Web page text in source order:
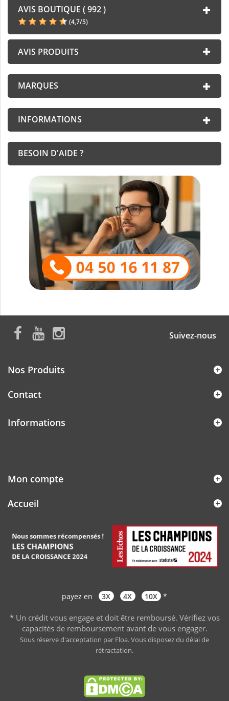
AVIS BOUTIQUE ( 992 )
(4,7/5)
AVIS PRODUITS
MARQUES
INFORMATIONS
BESOIN D'AIDE ?
Suivez-nous
Nos Produits
Contact
Informations
Mon compte
Accueil
payez en 3X 4X 10X *
* Un crédit vous engage et doit être remboursé. Vérifiez vos
capacités de remboursement avant de vous engager.
Sous réserve d'acceptation par Floa. Vous disposez du délai de
rétractation.